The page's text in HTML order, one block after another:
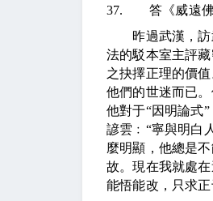
37. 答《威遠佛
昨過武漢，訪武
法的駁本室主評
之抉擇正理的價
他們的世迷而已
他對于“因明論式
諺雲﹕“寧與明白
麼明顯，他總是
故。現在我就處
能悟能改，只求正